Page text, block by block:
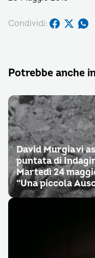
Condividi:
Potrebbe anche
David Murgia vi
puntata di
Martedì 24
“Una piccola